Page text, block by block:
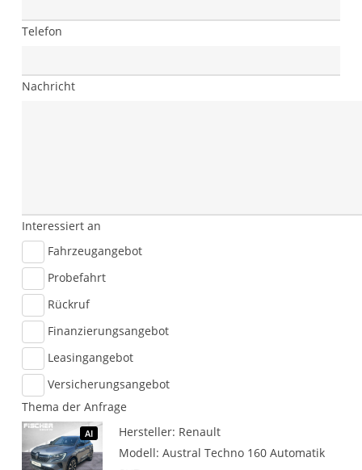
Telefon
Nachricht
Interessiert an
Fahrzeugangebot
Probefahrt
Rückruf
Finanzierungsangebot
Leasingangebot
Versicherungsangebot
Thema der Anfrage
AI
Hersteller: Renault
Modell: Austral Techno 160 Automatik